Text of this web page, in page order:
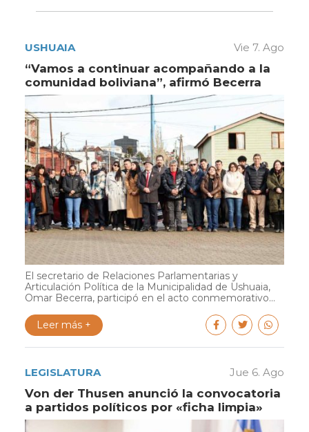
USHUAIA Vie 7. Ago
“Vamos a continuar acompañando a la
comunidad boliviana”, afirmó Becerra
El secretario de Relaciones Parlamentarias y
Articulación Política de la Municipalidad de Ushuaia,
Omar Becerra, participó en el acto conmemorativo...
Leer más +
LEGISLATURA Jue 6. Ago
Von der Thusen anunció la convocatoria
a partidos políticos por «ficha limpia»